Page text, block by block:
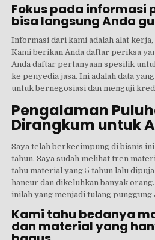
Fokus pada informasi
bisa langsung Anda
Informasi dari kami adalah alat kerja,
Kami berikan Anda daftar periksa
Anda daftar pertanyaan spesifik
ke penyedia jasa. Ini adalah data
untuk bernegosiasi dan menguji
Pengalaman
Dirangkum untuk
Saya telah berkecimpung di bisnis
tahun. Saya sudah melihat tren
tahu material yang 5 tahun lalu
hancur dan dikeluhkan banyak
inilah yang menjadi tulang punggung
Kami tahu bedanya
dan material yang